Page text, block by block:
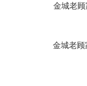
金城老
金城老顾